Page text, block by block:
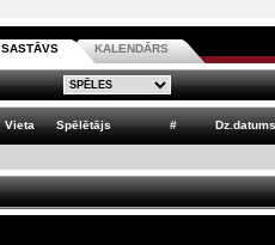
SASTĀVS KALENDĀRS
Vieta Spēlētājs # Dz.datums